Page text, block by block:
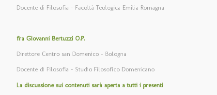
Docente di Filosofia – Facoltà Teologica Emilia Romagna
fra Giovanni Bertuzzi O.P.
Direttore Centro san Domenico – Bologna
Docente di Filosofia – Studio Filosofico Domenicano
La discussione sui contenuti sarà aperta a tutti i presenti